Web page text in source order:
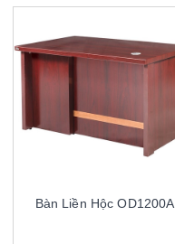
Bàn Liền Hộc OD1200A